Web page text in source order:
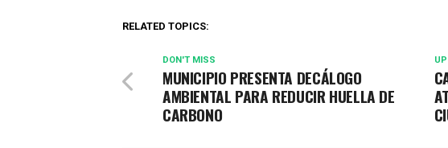
RELATED TOPICS:
DON'T MISS
MUNICIPIO PRESENTA DECÁLOGO
AMBIENTAL PARA REDUCIR HUELLA DE
CARBONO